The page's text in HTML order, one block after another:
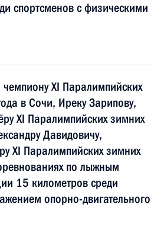
спортсменов с физическими
XI Паралимпийских
в Сочи, Иреку Зарипову,
XI Паралимпийских зимних
Давидовичу,
XI Паралимпийских зимних
по лыжным
15 километров среди
опорно-двигательного